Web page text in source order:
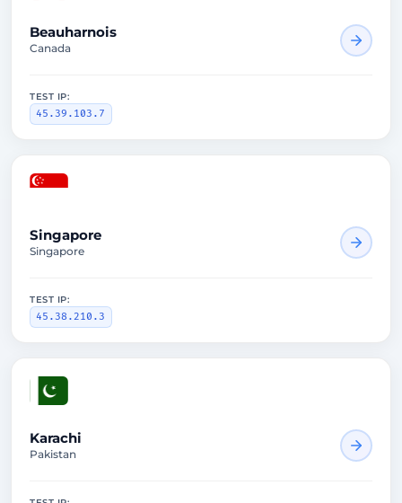
Beauharnois
Canada
TEST IP:
45.39.103.7
Singapore
Singapore
TEST IP:
45.38.210.3
Karachi
Pakistan